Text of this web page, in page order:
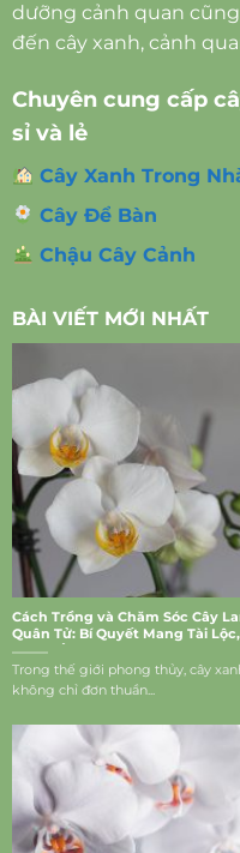
dưỡng cảnh quan
đến cây xanh, cảnh
Chuyên cung cấp
sỉ và lẻ
Cây Xanh Trong
Cây Để Bàn
Chậu Cây Cảnh
BÀI VIẾT MỚI NHẤT
Cách Trồng và Chăm Sóc Cây
Quân Tử: Bí Quyết Mang Tài Lộc,
May Mắn Vào Nhà
Trong thế giới phong thủy, cây
không chỉ đơn thuần...